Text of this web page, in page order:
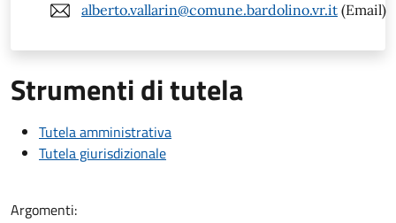
alberto.vallarin@comune.bardolino.vr.it (Email)
Strumenti di tutela
Tutela amministrativa
Tutela giurisdizionale
Argomenti: